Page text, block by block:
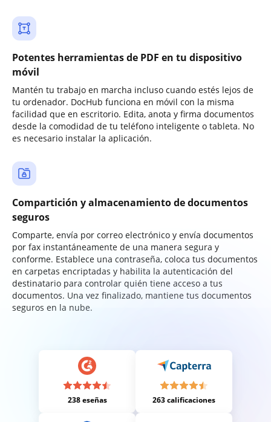
Potentes herramientas de PDF en tu dispositivo
móvil
Mantén tu trabajo en marcha incluso cuando estés lejos de
tu ordenador. DocHub funciona en móvil con la misma
facilidad que en escritorio. Edita, anota y firma documentos
desde la comodidad de tu teléfono inteligente o tableta. No
es necesario instalar la aplicación.
Compartición y almacenamiento de documentos
seguros
Comparte, envía por correo electrónico y envía documentos
por fax instantáneamente de una manera segura y
conforme. Establece una contraseña, coloca tus documentos
en carpetas encriptadas y habilita la autenticación del
destinatario para controlar quién tiene acceso a tus
documentos. Una vez finalizado, mantiene tus documentos
seguros en la nube.
238 eseñas 263 calificaciones